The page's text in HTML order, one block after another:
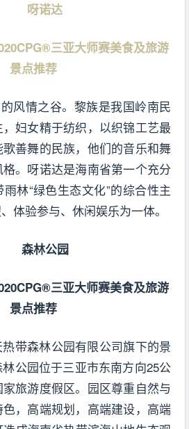
呀诺达
风情之谷。黎族是我国岭南民
妇女精于纺织，以织锦工艺最
善舞的民族，他们的音乐和舞
。呀诺达是海南省第一个充分
林“绿色生态文化”的综合性主
体验参与、休闲娱乐为一体。
森林公园
带森林公园有限公司旗下的景
公园位于三亚市东南方向25公
旅游度假区。园区尊重自然与
，高端规划，高端建设，高端